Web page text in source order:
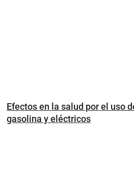
Efectos en la salud por el uso
gasolina y eléctricos